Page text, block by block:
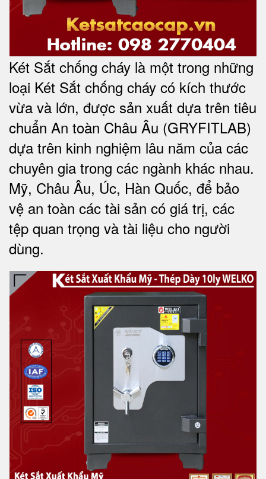
Két Sắt chống cháy là một trong những
loại Két Sắt chống cháy có kích thước
vừa và lớn, được sản xuất dựa trên tiêu
chuẩn An toàn Châu Âu (GRYFITLAB)
dựa trên kinh nghiệm lâu năm của các
chuyên gia trong các ngành khác nhau.
Mỹ, Châu Âu, Úc, Hàn Quốc, để bảo
vệ an toàn các tài sản có giá trị, các
tệp quan trọng và tài liệu cho người
dùng.